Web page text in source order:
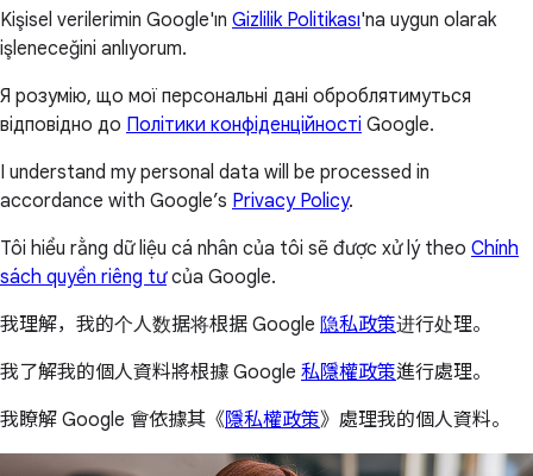
Kişisel verilerimin Google'ın Gizlilik Politikası'na uygun olarak
işleneceğini anlıyorum.
Я розумію, що мої персональні дані оброблятимуться
відповідно до Політики конфіденційності Google.
I understand my personal data will be processed in
accordance with Google’s Privacy Policy.
Tôi hiểu rằng dữ liệu cá nhân của tôi sẽ được xử lý theo Chính
sách quyền riêng tưcủa Google.
我理解，我的个人数据将根据 Google 隐私政策进行处理。
我了解我的個人資料將根據 Google 私隱權政策進行處理。
我瞭解 Google 會依據其《隱私權政策》處理我的個人資料。